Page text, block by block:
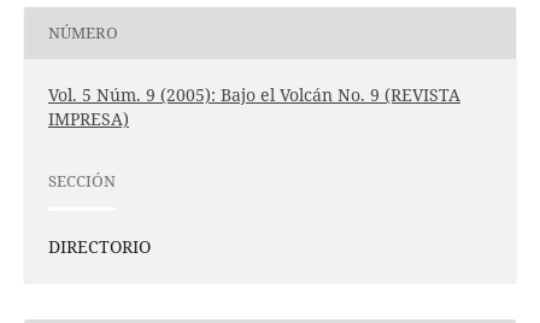
NÚMERO
Vol. 5 Núm. 9 (2005): Bajo el Volcán No. 9 (REVISTA
IMPRESA)
SECCIÓN
DIRECTORIO